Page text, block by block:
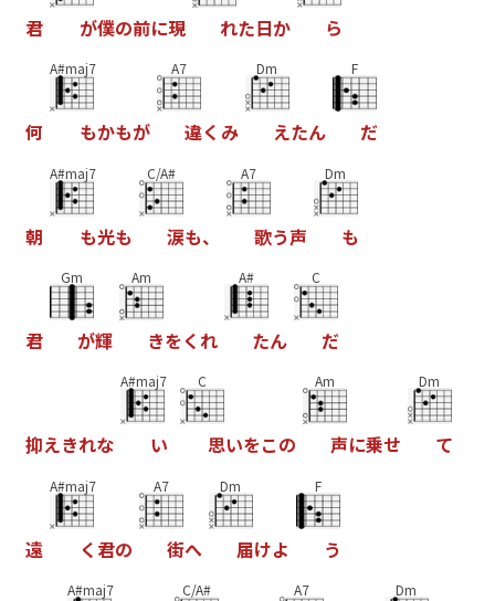
君 が僕の前に現 れた日か ら
何
A#maj7
もかもが
A7
違く み
Dm
えたん
F
だ
朝
A#maj7
も光も
C/A#
涙も、
A7
歌う声
Dm
も
君
Gm
が輝
Am
きをく れ
A#
たん
C
だ
抑えきれな
A#maj7
い
C
思いをこの
Am
声に乗せ
Dm
て
遠
A#maj7
く 君の
A7
街へ
Dm
届けよ
F
う
A#maj7 C/A# A7 Dm